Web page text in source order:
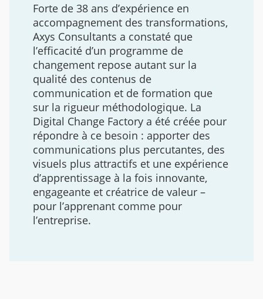
Forte de 38 ans d’expérience en
accompagnement des transformations,
Axys Consultants a constaté que
l’efficacité d’un programme de
changement repose autant sur la
qualité des contenus de
communication et de formation que
sur la rigueur méthodologique. La
Digital Change Factory a été créée pour
répondre à ce besoin : apporter des
communications plus percutantes, des
visuels plus attractifs et une expérience
d’apprentissage à la fois innovante,
engageante et créatrice de valeur –
pour l’apprenant comme pour
l’entreprise.